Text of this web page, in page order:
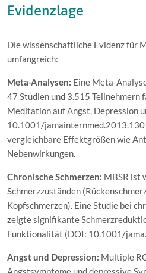
Evidenzlage
Die wissenschaftliche Evidenz für
umfangreich:
Meta-Analysen: Eine Meta-
47 Studien und 3.515 Teilnehmern
Meditation auf Angst, Depression
10.1001/
vergleichbare Effektgrößen wie
Nebenwirkungen.
Chronische Schmerzen: MBSR ist
Schmerzzuständen
Kopfschmerzen). Eine Studie bei
zeigte signifikante
Funktionalität (DOI: 10.1001/
Angst und Depression: Multiple